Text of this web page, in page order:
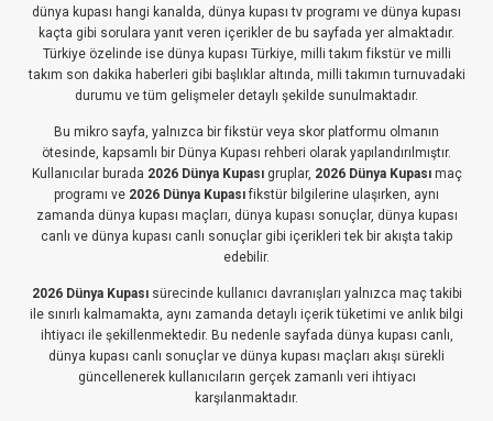
dünya kupası hangi kanalda, dünya kupası tv programı ve dünya kupası
kaçta gibi sorulara yanıt veren içerikler de bu sayfada yer almaktadır.
Türkiye özelinde ise dünya kupası Türkiye, milli takım fikstür ve milli
takım son dakika haberleri gibi başlıklar altında, milli takımın turnuvadaki
durumu ve tüm gelişmeler detaylı şekilde sunulmaktadır.
Bu mikro sayfa, yalnızca bir fikstür veya skor platformu olmanın
ötesinde, kapsamlı bir Dünya Kupası rehberi olarak yapılandırılmıştır.
Kullanıcılar burada 2026 Dünya Kupasıgruplar, 2026 Dünya Kupasımaç
programı ve 2026 Dünya Kupasıfikstür bilgilerine ulaşırken, aynı
zamanda dünya kupası maçları, dünya kupası sonuçlar, dünya kupası
canlı ve dünya kupası canlı sonuçlar gibi içerikleri tek bir akışta takip
edebilir.
2026 Dünya Kupasısürecinde kullanıcı davranışları yalnızca maç takibi
ile sınırlı kalmamakta, aynı zamanda detaylı içerik tüketimi ve anlık bilgi
ihtiyacı ile şekillenmektedir. Bu nedenle sayfada dünya kupası canlı,
dünya kupası canlı sonuçlar ve dünya kupası maçları akışı sürekli
güncellenerek kullanıcıların gerçek zamanlı veri ihtiyacı
karşılanmaktadır.